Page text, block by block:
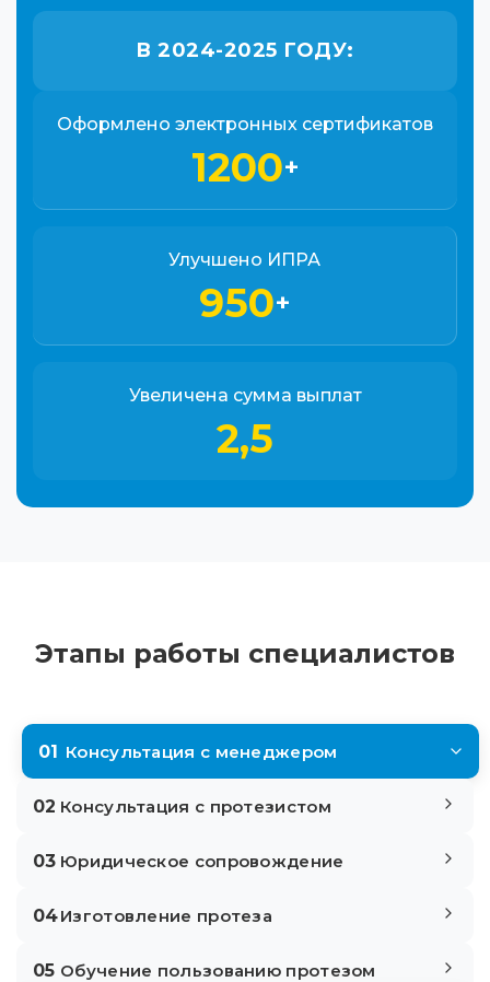
В 2024-2025 ГОДУ:
Оформлено электронных сертификатов
1200+
Улучшено ИПРА
950+
Увеличена сумма выплат
2,5
Этапы работы специалистов
01 Консультация с менеджером
02 Консультация с протезистом
03 Юридическое сопровождение
04Изготовление протеза
05 Обучение пользованию протезом